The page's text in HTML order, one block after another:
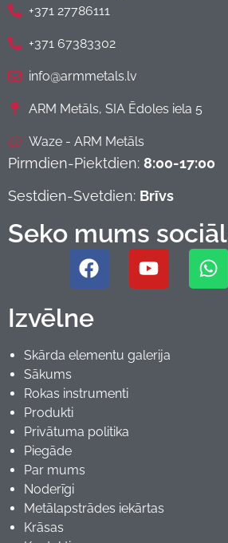
+371 27786111
+371 67383302
info@armmetals.lv
ARM Metāls, SIA Ēdoles iela 5
Waze - ARM Metāls
Pirmdien-Piektdien: 8:00-17:00
Sestdien-Svetdien: Brīvs
Seko mums
Izvēlne
Skārda elementu galerija
Sākums
Rokas instrumenti
Produkti
Privātuma politika
Piegāde
Par mums
Noderīgi
Metālapstrādes iekārtas
Krāsas